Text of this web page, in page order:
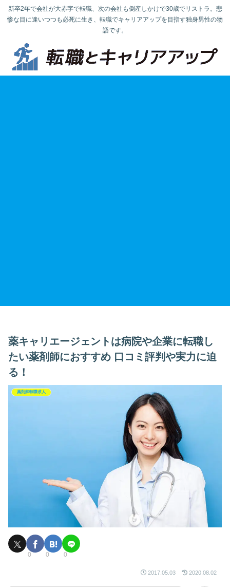
新卒2年で会社が大赤字で転職、次の会社も倒産しかけで30歳でリストラ。悲
惨な目に逢いつつも必死に生き、転職でキャリアアップを目指す独身男性の物
語です。
薬キャリエージェントは病院や企業に転職し
たい薬剤師におすすめ 口コミ評判や実力に迫
る！
薬剤師転職求人
0 0 0
2017.05.03 2020.08.02